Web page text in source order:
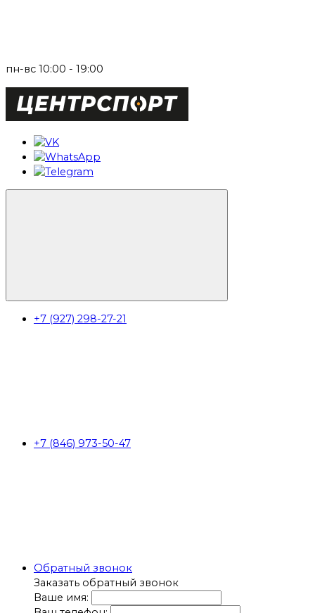
пн-вс 10:00 - 19:00
+7 (927) 298-27-21
+7 (846) 973-50-47
Обратный звонок
Заказать обратный звонок
Ваше имя: